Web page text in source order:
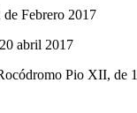
de Febrero 2017
abril 2017
Pio XII, de